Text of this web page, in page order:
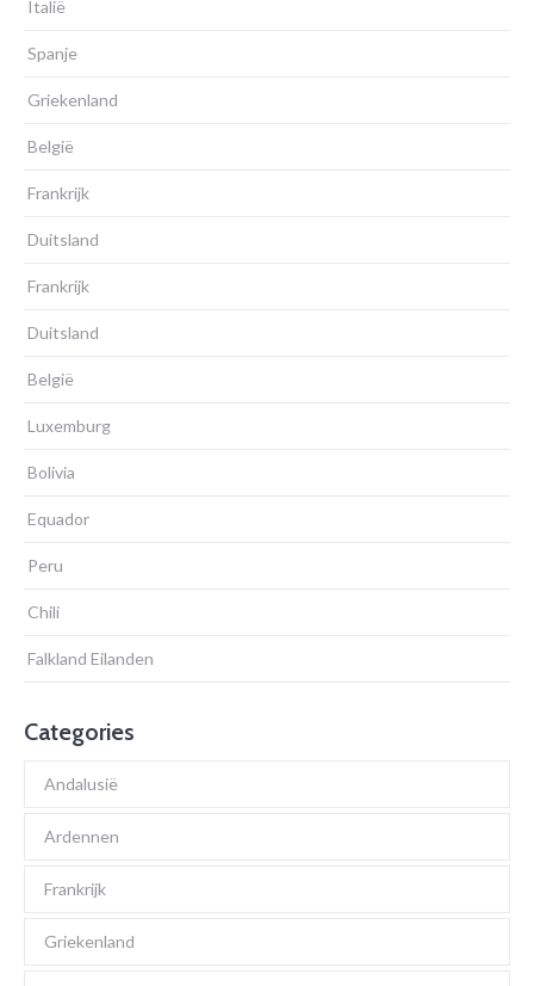
Italië
Spanje
Griekenland
België
Frankrijk
Duitsland
Frankrijk
Duitsland
België
Luxemburg
Bolivia
Equador
Peru
Chili
Falkland Eilanden
Categories
Andalusië
Ardennen
Frankrijk
Griekenland